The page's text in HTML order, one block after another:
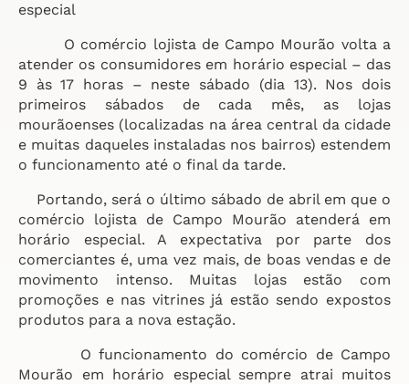
especial
O comércio lojista de Campo Mourão volta a
atender os consumidores em horário especial – das
9 às 17 horas – neste sábado (dia 13). Nos dois
primeiros sábados de cada mês, as lojas
mourãoenses (localizadas na área central da cidade
e muitas daqueles instaladas nos bairros) estendem
o funcionamento até o final da tarde.
Portando, será o último sábado de abril em que o
comércio lojista de Campo Mourão atenderá em
horário especial. A expectativa por parte dos
comerciantes é, uma vez mais, de boas vendas e de
movimento intenso. Muitas lojas estão com
promoções e nas vitrines já estão sendo expostos
produtos para a nova estação.
O funcionamento do comércio de Campo
Mourão em horário especial sempre atrai muitos